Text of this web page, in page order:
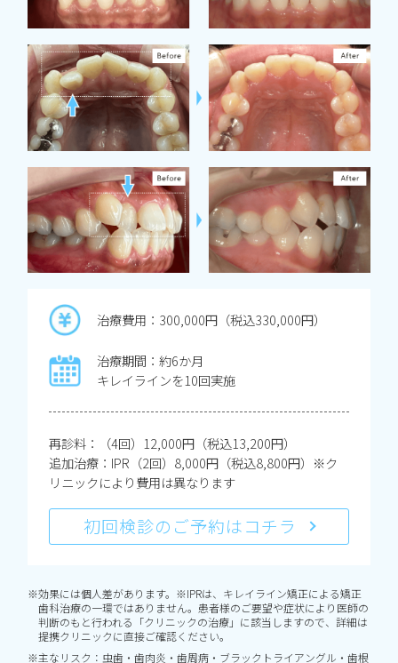
治療費用：300,000円（税込330,000円）
治療期間：約6か月
キレイラインを10回実施
再診料：（4回）12,000円（税込13,200円）
追加治療：IPR（2回）8,000円（税込8,800円）※ク
リニックにより費用は異なります
初回検診のご予約はコチラ
※効果には個人差があります。※IPRは、キレイライン矯正による矯正
歯科治療の一環ではありません。患者様のご要望や症状により医師の
判断のもと行われる「クリニックの治療」に該当しますので、詳細は
提携クリニックに直接ご確認ください。
※主なリスク：虫歯・歯肉炎・歯周病・ブラックトライアングル・歯根